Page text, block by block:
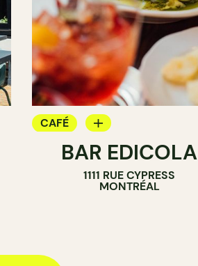
CAFÉ
BAR EDICOLA
1111 RUE CYPRESS
MONTRÉAL